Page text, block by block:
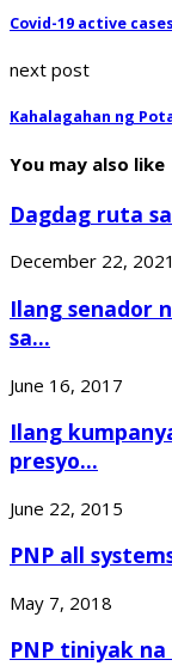
Covid-19 active
next post
Kahalagahan ng
You may also like
Dagdag ruta
December 22, 2021
Ilang senador
sa...
June 16, 2017
Ilang
presyo...
June 22, 2015
PNP all
May 7, 2018
PNP tiniyak